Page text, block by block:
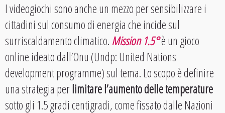
I videogiochi sono anche un mezzo per sensibilizzare i
cittadini sul consumo di energia che incide sul
surriscaldamento climatico.Mission 1.5°è un gioco
online ideato dall’Onu (Undp: United Nations
development programme) sul tema. Lo scopo è definire
una strategia perlimitare l’aumento delle temperature
sotto gli 1.5 gradi centigradi, come fissato dalle Nazioni